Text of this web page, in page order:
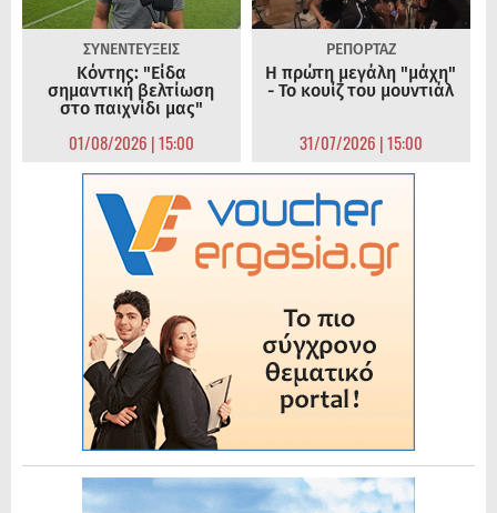
ΣΥΝΕΝΤΕΥΞΕΙΣ
Κόντης: "Είδα
σημαντική βελτίωση
στο παιχνίδι μας"
01/08/2026 | 15:00
ΡΕΠΟΡΤΑΖ
Η πρώτη μεγάλη "μάχη"
- Το κουίζ του μουντιάλ
31/07/2026 | 15:00